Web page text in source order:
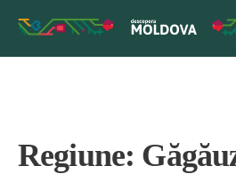
Regiune: